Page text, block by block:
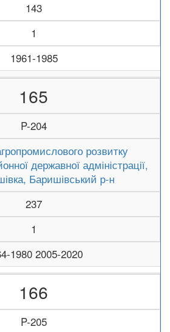
143
1
1961-1985
165
P-204
розвитку
державної адміністрації,
Баришівський р-н
237
1
1980 2005-2020
166
P-205